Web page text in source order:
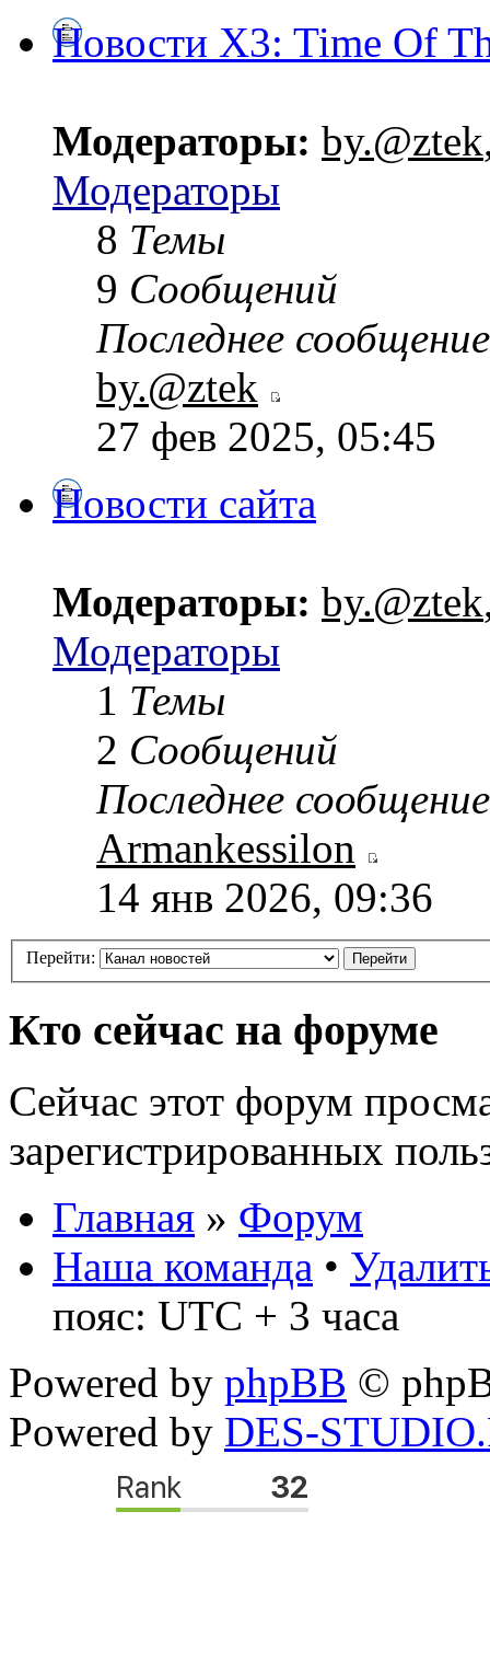
Новости X3: Time Of
Модераторы: by.@ztek
Модераторы
8 Темы
9 Сообщений
Последнее сообщение
by.@ztek
27 фев 2025, 05:45
Новости сайта
Модераторы: by.@ztek
Модераторы
1 Темы
2 Сообщений
Последнее сообщение
Armankessilon
14 янв 2026, 09:36
Перейти:
Кто сейчас на форуме
Сейчас этот форум
зарегистрированных
Главная » Форум
Наша команда •
пояс: UTC + 3 часа
Powered by phpBB ©
Powered by DES-